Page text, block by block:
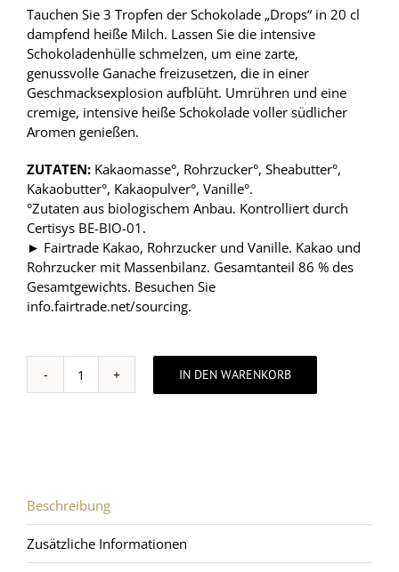
Tauchen Sie 3 Tropfen der Schokolade „Drops“ in 20 cl
dampfend heiße Milch. Lassen Sie die intensive
Schokoladenhülle schmelzen, um eine zarte,
genussvolle Ganache freizusetzen, die in einer
Geschmacksexplosion aufblüht. Umrühren und eine
cremige, intensive heiße Schokolade voller südlicher
Aromen genießen.
ZUTATEN: Kakaomasse°, Rohrzucker°, Sheabutter°,
Kakaobutter°, Kakaopulver°, Vanille°.
°Zutaten aus biologischem Anbau. Kontrolliert durch
Certisys BE-BIO-01.
► Fairtrade Kakao, Rohrzucker und Vanille. Kakao und
Rohrzucker mit Massenbilanz. Gesamtanteil 86 % des
Gesamtgewichts. Besuchen Sie
info.fairtrade.net/sourcing.
Hot
(120g)
Menge
IN DEN WARENKORB
Beschreibung
Zusätzliche Informationen